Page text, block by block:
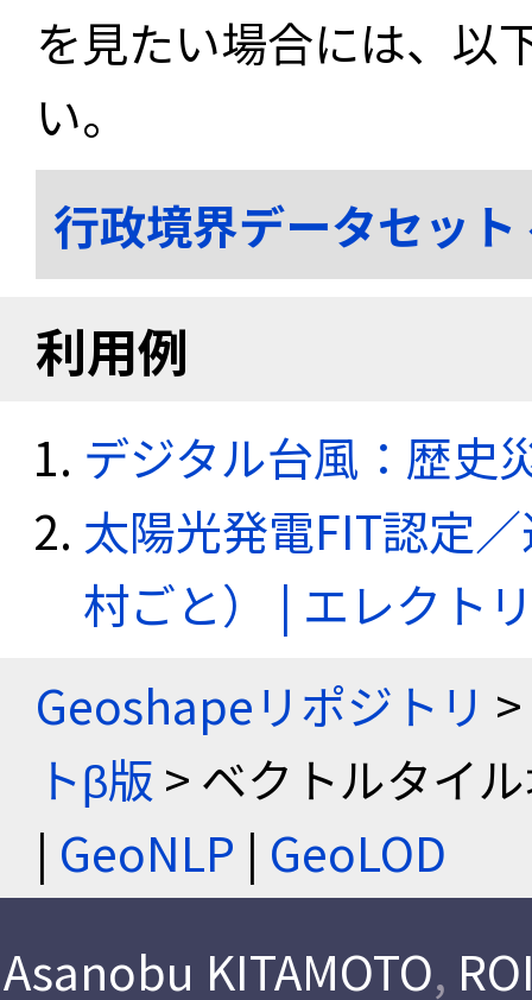
を見たい場合には、以
い。
行政境界データセッ
利用例
デジタル台風：歴史
太陽光発電FIT認定
村ごと） | エレクト
Geoshapeリポジトリ >
トβ版 > ベクトルタイ
| GeoNLP | GeoLOD
Asanobu KITAMOTO,